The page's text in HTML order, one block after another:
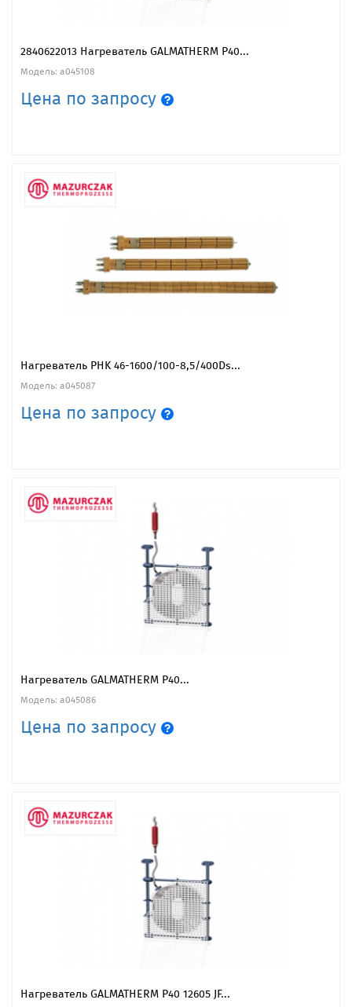
2840622013 Нагреватель GALMATHERM P40...
Модель: a045108
Цена по запросу
Нагреватель PHK 46-1600/100-8,5/400Ds...
Модель: a045087
Цена по запросу
Нагреватель GALMATHERM P40...
Модель: a045086
Цена по запросу
Нагреватель GALMATHERM P40 12605 JF...